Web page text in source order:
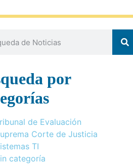
por
de Evaluación
Corte de Justicia
TI
categoría